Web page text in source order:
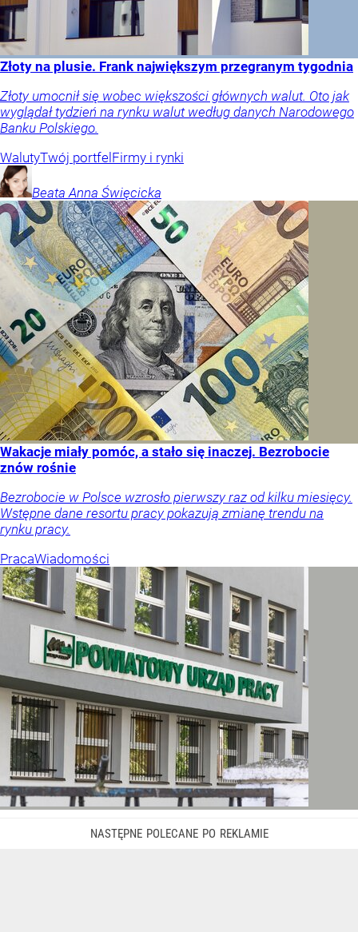
Złoty na plusie. Frank największym przegranym tygodnia
Złoty umocnił się wobec większości głównych walut. Oto jak
wyglądał tydzień na rynku walut według danych Narodowego
Banku Polskiego.
WalutyTwój portfelFirmy i rynki
Beata Anna Święcicka
Wakacje miały pomóc, a stało się inaczej. Bezrobocie
znów rośnie
Bezrobocie w Polsce wzrosło pierwszy raz od kilku miesięcy.
Wstępne dane resortu pracy pokazują zmianę trendu na
rynku pracy.
PracaWiadomości